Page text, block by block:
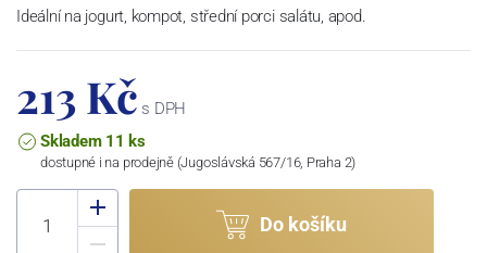
Ideální na jogurt, kompot, střední porci salátu, apod.
213 Kč s DPH
Skladem 11 ks
dostupné i na prodejně (Jugoslávská 567/16, Praha 2)
Do košíku